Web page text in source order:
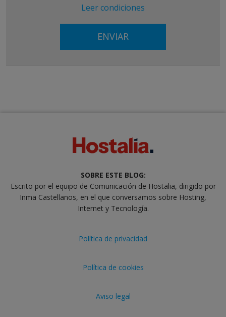
Leer condiciones
SOBRE ESTE BLOG:
Escrito por el equipo de Comunicación de Hostalia, dirigido por
Inma Castellanos, en el que conversamos sobre Hosting,
Internet y Tecnología.
Política de privacidad
Política de cookies
Aviso legal